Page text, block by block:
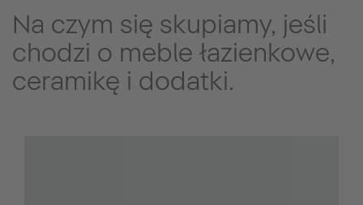
Na czym się skupiamy, jeśli
chodzi o meble łazienkowe,
ceramikę i dodatki.